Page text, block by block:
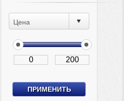
Цена